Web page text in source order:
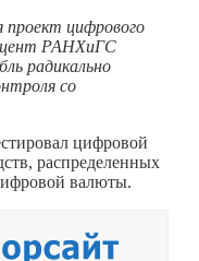
проект цифрового
РАНХиГС
радикально
со
цифровой
распределенных
валюты.